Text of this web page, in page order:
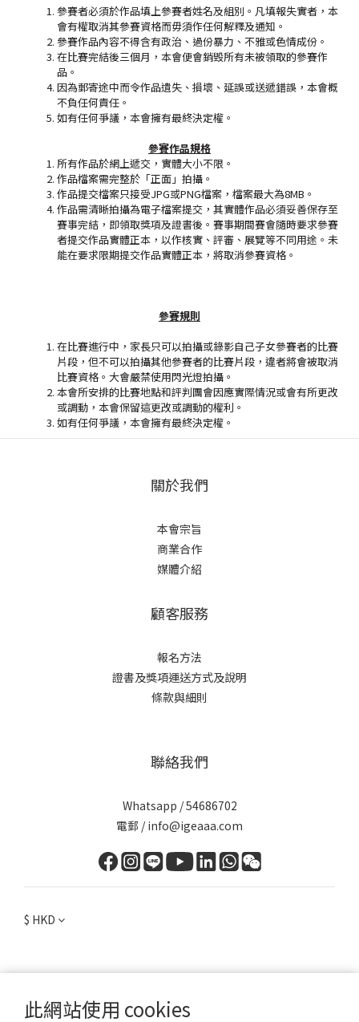
此網站使用 cookies
參賽者必須於作品填上參賽者姓名及組別。凡填報失實者，本
會有權取消其參賽資格而毋須作任何解釋及通知。
參賽作品內容不得含有政治、過份暴力、不雅或色情成份。
在比賽完結後三個月，本會便會銷毁所有未被領取的參賽作
品。
因為郵寄途中而令作品遺失、損壞、延誤或送遞錯誤，本會概
不負任何責任。
如有任何爭議，本會擁有最終決定權。
參賽作品規格
所有作品於網上遞交，實體大小不限。
作品檔案需完整於「正面」拍攝。
作品提交檔案只接受JPG或PNG檔案，檔案最大為8MB。
作品需清晰拍攝為電子檔案提交，其實體作品必須妥善保存至
賽事完結，即領取獎項及證書後。賽事期間賽會隨時要求參賽
者提交作品實體正本，以作核實、評審、展覽等不同用途。未
能在要求限期提交作品實體正本，將取消參賽資格。
參賽規則
在比賽進行中，家長只可以拍攝或錄影自己子女參賽者的比賽
片段，但不可以拍攝其他參賽者的比賽片段，違者將會被取消
比賽資格。大會嚴禁使用閃光燈拍攝。
本會所安排的比賽地點和評判團會因應實際情況或會有所更改
或調動，本會保留這更改或調動的權利。
如有任何爭議，本會擁有最終決定權。
關於我們
本會宗旨
商業合作
媒體介紹
顧客服務
報名方法
證書及獎項運送方式及說明
條款與細則
聯絡我們
Whatsapp / 54686702
電郵 / info@igeaaa.com
$ HKD
提醒您，我們不會以電話或簡訊方式通知變更付款方式。